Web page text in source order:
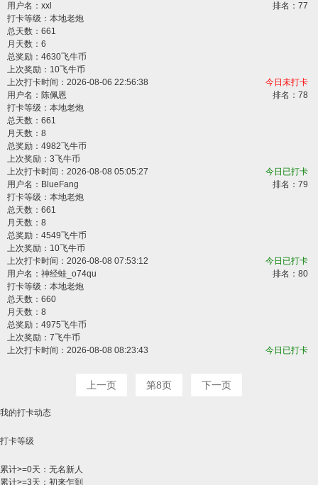
用户名： xxl
排名：77
打卡等级：本地老炮
总天数：661
月天数：6
总奖励：4630飞牛币
上次奖励：10飞牛币
上次打卡时间：2026-08-06 22:56:38
今日未打卡
用户名： 陈佩恩
排名：78
打卡等级：本地老炮
总天数：661
月天数：8
总奖励：4982飞牛币
上次奖励：3飞牛币
上次打卡时间：2026-08-08 05:05:27
今日已打卡
用户名： BlueFang
排名：79
打卡等级：本地老炮
总天数：661
月天数：8
总奖励：4549飞牛币
上次奖励：10飞牛币
上次打卡时间：2026-08-08 07:53:12
今日已打卡
用户名： 神经蛙_o74qu
排名：80
打卡等级：本地老炮
总天数：660
月天数：8
总奖励：4975飞牛币
上次奖励：7飞牛币
上次打卡时间：2026-08-08 08:23:43
今日已打卡
上一页 第8页 下一页
我的打卡动态
打卡等级
累计>=0天：无名新人
累计>=3天：初来乍到